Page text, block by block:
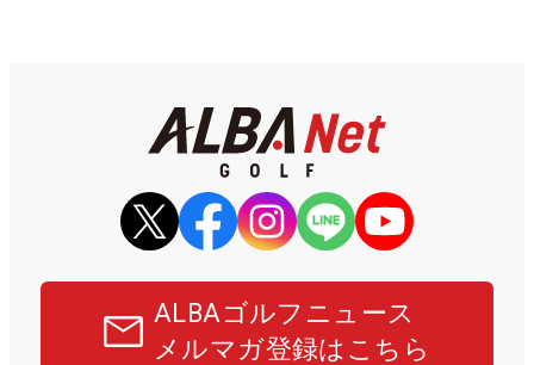
ALBAゴルフニュース
メルマガ登録はこちら